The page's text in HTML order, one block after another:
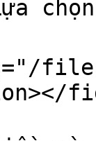
files/